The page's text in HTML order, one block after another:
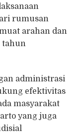
rumusan
arahan dan
tahun
administrasi
efektivitas
masyarakat
yang juga